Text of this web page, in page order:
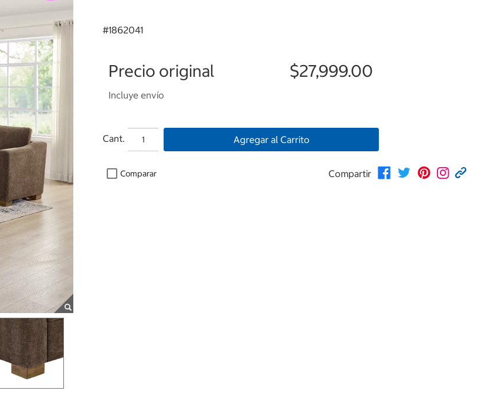
#1862041
Precio original $27,999.00
Incluye envío
Cant. Agregar al Carrito
Comparar Compartir